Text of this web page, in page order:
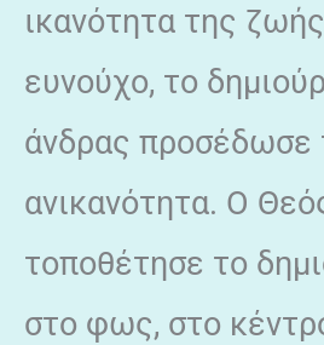
ικανότητα της
ευνούχο, το
άνδρας προσέδωσε
ανικανότητα. Ο
τοποθέτησε το
στο φως, στο